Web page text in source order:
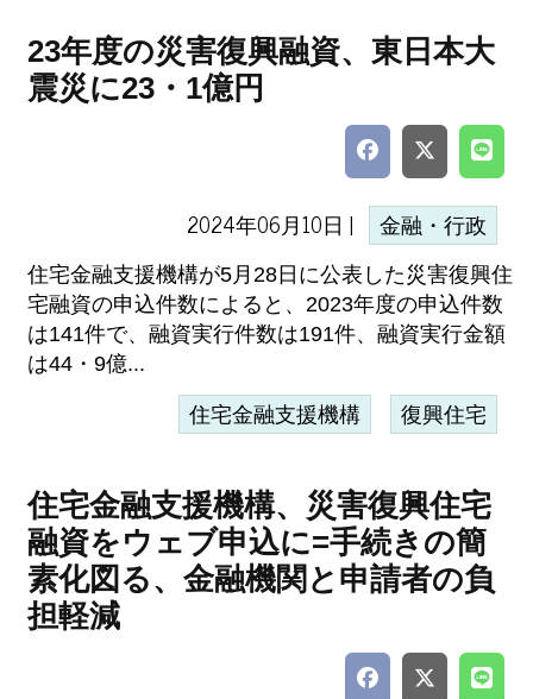
23年度の災害復興融資、東日本大
震災に23・1億円
2024年06月10日 | 金融・行政
住宅金融支援機構が5月28日に公表した災害復興住
宅融資の申込件数によると、2023年度の申込件数
は141件で、融資実行件数は191件、融資実行金額
は44・9億...
住宅金融支援機構 復興住宅
住宅金融支援機構、災害復興住宅
融資をウェブ申込に=手続きの簡
素化図る、金融機関と申請者の負
担軽減